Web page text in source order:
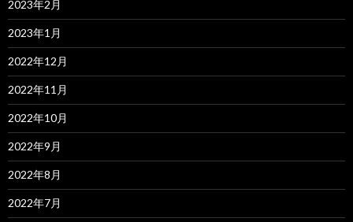
2023年2月
2023年1月
2022年12月
2022年11月
2022年10月
2022年9月
2022年8月
2022年7月